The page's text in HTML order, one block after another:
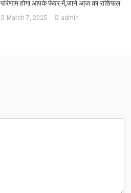
परिणाम होगा आपके फेवर में,जाने आज का राशिफल
March 7, 2025 admin